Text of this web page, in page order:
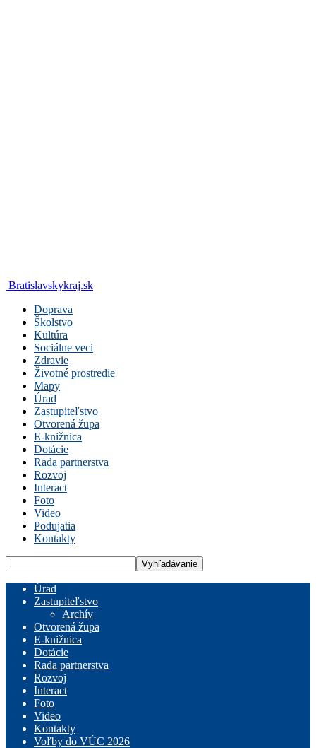
Bratislavskykraj.sk
Doprava
Školstvo
Kultúra
Sociálne veci
Zdravie
Životné prostredie
Mapy
Úrad
Zastupiteľstvo
Otvorená župa
E-knižnica
Dotácie
Rada partnerstva
Rozvoj
Interact
Foto
Video
Podujatia
Kontakty
Úrad
Zastupiteľstvo
Archív
Otvorená župa
E-knižnica
Dotácie
Rada partnerstva
Rozvoj
Interact
Foto
Video
Kontakty
Voľby do VÚC 2026